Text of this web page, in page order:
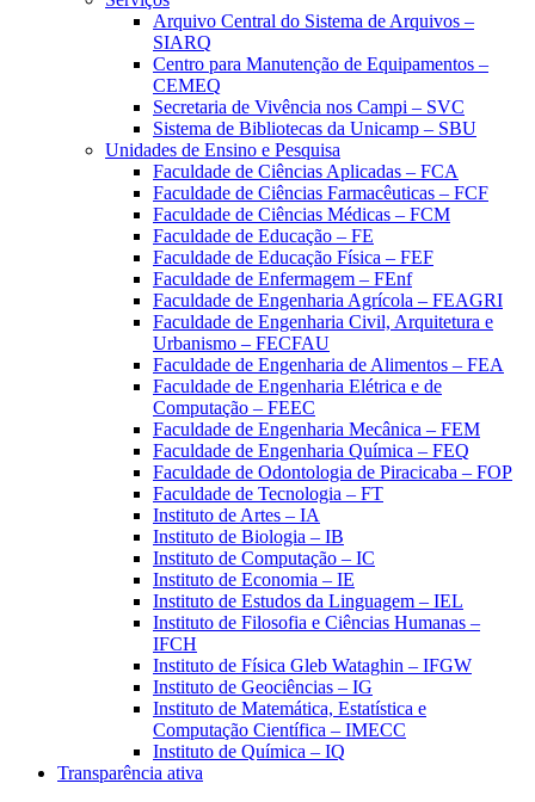
Arquivo Central do Sistema de Arquivos –
SIARQ
Centro para Manutenção de Equipamentos –
CEMEQ
Secretaria de Vivência nos Campi – SVC
Sistema de Bibliotecas da Unicamp – SBU
Unidades de Ensino e Pesquisa
Faculdade de Ciências Aplicadas – FCA
Faculdade de Ciências Farmacêuticas – FCF
Faculdade de Ciências Médicas – FCM
Faculdade de Educação – FE
Faculdade de Educação Física – FEF
Faculdade de Enfermagem – FEnf
Faculdade de Engenharia Agrícola – FEAGRI
Faculdade de Engenharia Civil, Arquitetura e
Urbanismo – FECFAU
Faculdade de Engenharia de Alimentos – FEA
Faculdade de Engenharia Elétrica e de
Computação – FEEC
Faculdade de Engenharia Mecânica – FEM
Faculdade de Engenharia Química – FEQ
Faculdade de Odontologia de Piracicaba – FOP
Faculdade de Tecnologia – FT
Instituto de Artes – IA
Instituto de Biologia – IB
Instituto de Computação – IC
Instituto de Economia – IE
Instituto de Estudos da Linguagem – IEL
Instituto de Filosofia e Ciências Humanas –
IFCH
Instituto de Física Gleb Wataghin – IFGW
Instituto de Geociências – IG
Instituto de Matemática, Estatística e
Computação Científica – IMECC
Instituto de Química – IQ
Transparência ativa